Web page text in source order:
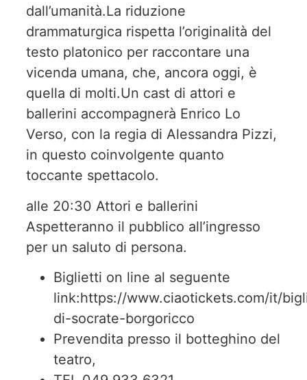
dall’umanità.La riduzione
drammaturgica rispetta l’originalità del
testo platonico per raccontare una
vicenda umana, che, ancora oggi, è
quella di molti.Un cast di attori e
ballerini accompagnerà Enrico Lo
Verso, con la regia di Alessandra Pizzi,
in questo coinvolgente quanto
toccante spettacolo.
alle 20:30 Attori e ballerini
Aspetteranno il pubblico all’ingresso
per un saluto di persona.
Biglietti on line al seguente
link:https://www.ciaotickets.com/it/
di-socrate-borgoricco
Prevendita presso il botteghino del
teatro,